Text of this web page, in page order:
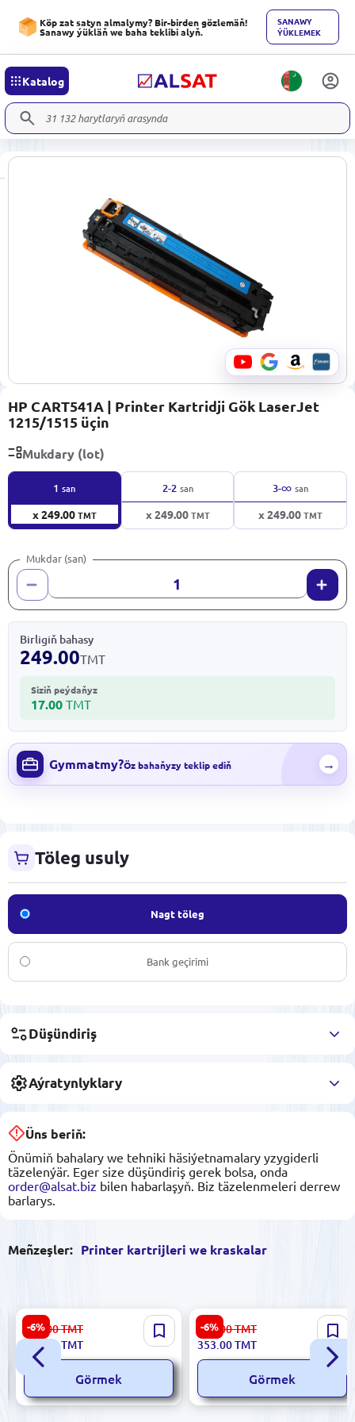
Köp zat satyn almalymy? Bir-birden gözlemäň!
Sanawy ýükläň we baha teklibi alyň.
SANAWY
ÝÜKLEMEK
Katalog
HP CART541A | Printer Kartridji Gök LaserJet
1215/1515 üçin
Mukdary (lot)
1 san
x 249.00TMT
2-2 san
x 249.00TMT
3-∞ san
x 249.00TMT
Mukdar (san)
Birligiň bahasy
249.00TMT
Siziň peýdaňyz
17.00 TMT
Gymmatmy?Öz bahaňyzy teklip ediň →
Töleg usuly
Nagt töleg
Bank geçirimi
Düşündiriş
Aýratynlyklary
Üns beriň:
Önümiň bahalary we tehniki häsiýetnamalary yzygiderli
täzelenýär. Eger size düşündiriş gerek bolsa, onda
order@alsat.biz bilen habarlaşyň. Biz täzelenmeleri derrew
barlarys.
Meñzeşler: Printer kartrijleri we kraskalar
-6%
HP CART413A | Magenta
Toner Kartuşy LaserJet 400
MFP üçin
487.00TMT
457.00TMT
Görmek
-6%
HP CARTH82YEL | Plotter
Kartuşy Sary 130ml
DesignJet 510 üçin
377.00TMT
353.00TMT
Görmek